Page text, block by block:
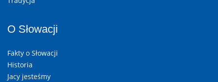
O Słowacji
Fakty o Słowacji
Historia
Jacy jesteśmy